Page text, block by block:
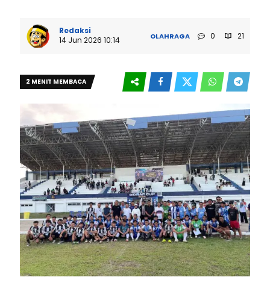
Redaksi
14 Jun 2026 10:14
OLAHRAGA 0 21
2 MENIT MEMBACA